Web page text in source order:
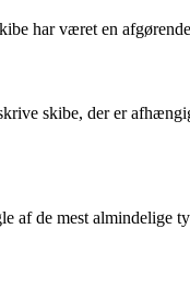
har været en
skibe, der er
de mest